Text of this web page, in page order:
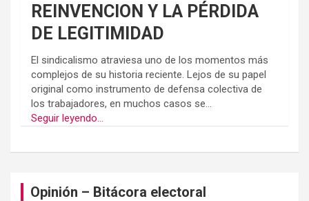
REINVENCION Y LA PÉRDIDA
DE LEGITIMIDAD
El sindicalismo atraviesa uno de los momentos más
complejos de su historia reciente. Lejos de su papel
original como instrumento de defensa colectiva de
los trabajadores, en muchos casos se...
Seguir leyendo...
Opinión – Bitácora electoral